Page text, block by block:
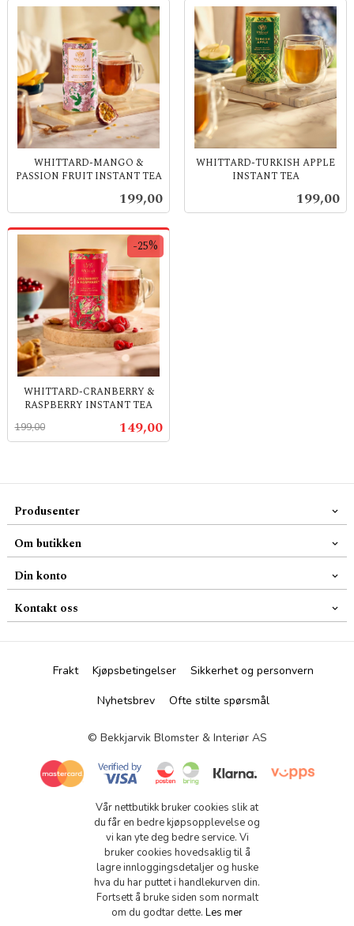
WHITTARD-MANGO &
PASSION FRUIT INSTANT TEA
Pris
199,00
WHITTARD-TURKISH APPLE
INSTANT TEA
Pris
199,00
WHITTARD-CRANBERRY &
RASPBERRY INSTANT TEA
Tilbud
149,00
199,00
-25%
mva.
Produsenter
Om butikken
Din konto
Kontakt oss
Frakt Kjøpsbetingelser
Sikkerhet og personvern
Nyhetsbrev
Ofte stilte spørsmål
© Bekkjarvik Blomster & Interiør AS
Vår nettbutikk bruker cookies slik at
du får en bedre kjøpsopplevelse og
vi kan yte deg bedre service. Vi
bruker cookies hovedsaklig til å
lagre innloggingsdetaljer og huske
hva du har puttet i handlekurven din.
Fortsett å bruke siden som normalt
om du godtar dette. Les mer